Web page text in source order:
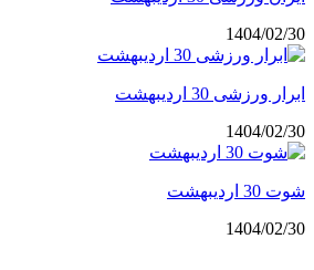
1404/02/30
ابرار ورزشی 30 اردیبهشت
1404/02/30
شوت 30 اردیبهشت
1404/02/30